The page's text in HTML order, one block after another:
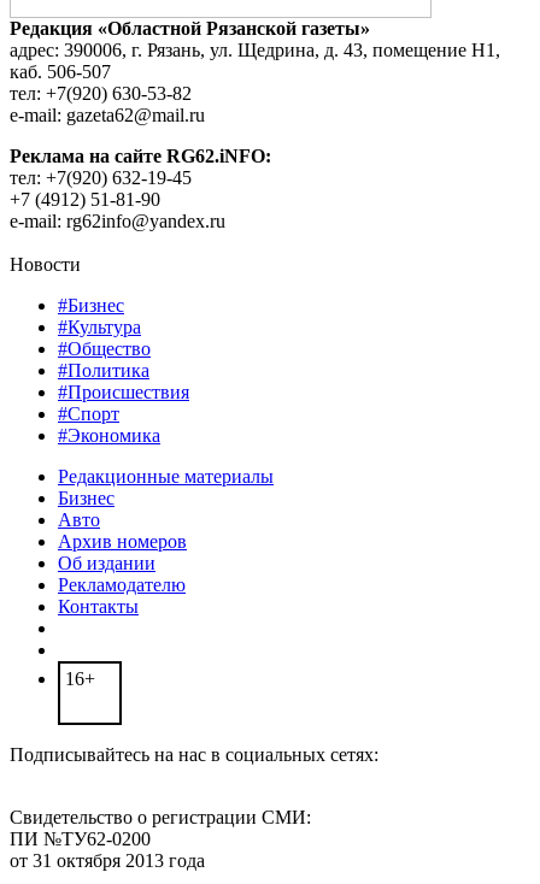
Редакция «Областной Рязанской газеты»
адрес: 390006, г. Рязань, ул. Щедрина, д. 43, помещение Н1,
каб. 506-507
тел: +7(920) 630-53-82
e-mail: gazeta62@mail.ru
Реклама на сайте RG62.iNFO:
тел: +7(920) 632-19-45
+7 (4912) 51-81-90
e-mail: rg62info@yandex.ru
Новости
#Бизнес
#Культура
#Общество
#Политика
#Происшествия
#Спорт
#Экономика
Редакционные материалы
Бизнес
Авто
Архив номеров
Об издании
Рекламодателю
Контакты
16+
Подписывайтесь на нас в социальных сетях:
Свидетельство о регистрации СМИ:
ПИ №ТУ62-0200
от 31 октября 2013 года